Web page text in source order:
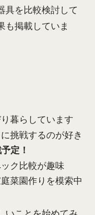
具を比較検討して
も掲載していま
暮らしています
挑戦するのが好き
定！
ク比較が趣味
菜園作りを模索中